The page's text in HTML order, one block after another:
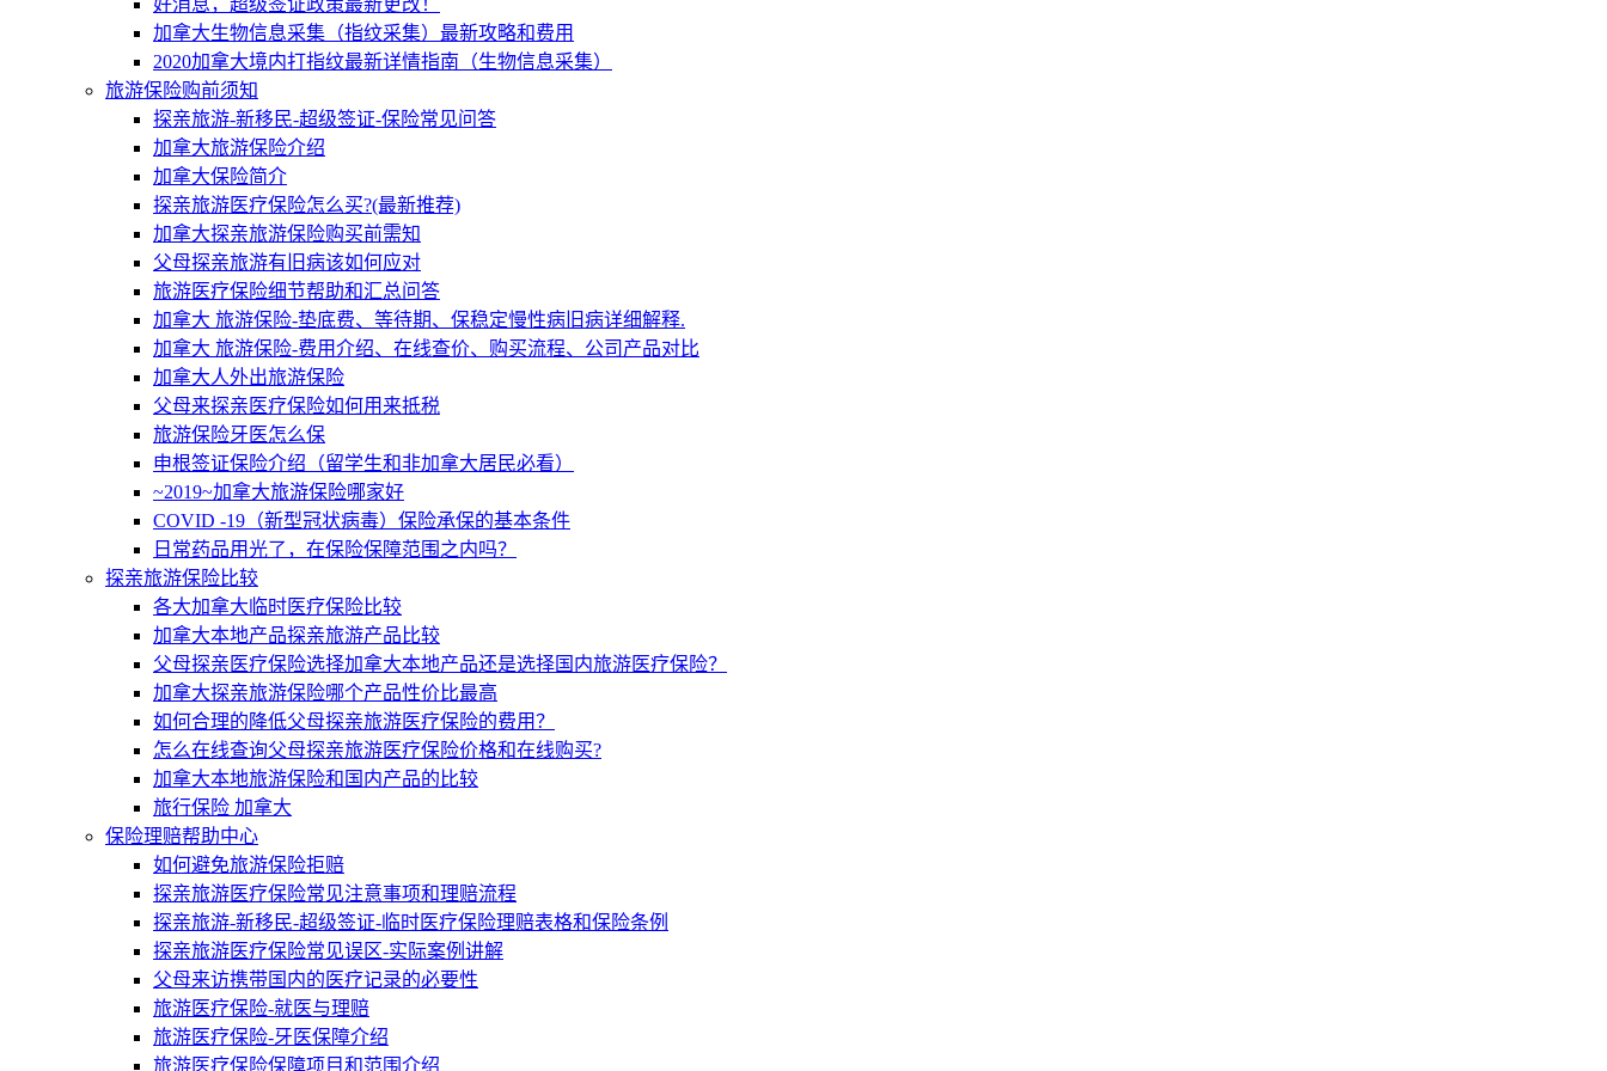
好消息，超级签证政策最新更改！
加拿大生物信息采集（指纹采集）最新攻略和费用
2020加拿大境内打指纹最新详情指南（生物信息采集）
旅游保险购前须知
探亲旅游-新移民-超级签证-保险常见问答
加拿大旅游保险介绍
加拿大保险简介
探亲旅游医疗保险怎么买?(最新推荐)
加拿大探亲旅游保险购买前需知
父母探亲旅游有旧病该如何应对
旅游医疗保险细节帮助和汇总问答
加拿大 旅游保险-垫底费、等待期、保稳定慢性病旧病详细解释.
加拿大 旅游保险-费用介绍、在线查价、购买流程、公司产品对比
加拿大人外出旅游保险
父母来探亲医疗保险如何用来抵税
旅游保险牙医怎么保
申根签证保险介绍（留学生和非加拿大居民必看）
~2019~加拿大旅游保险哪家好
COVID -19（新型冠状病毒）保险承保的基本条件
日常药品用光了，在保险保障范围之内吗？
探亲旅游保险比较
各大加拿大临时医疗保险比较
加拿大本地产品探亲旅游产品比较
父母探亲医疗保险选择加拿大本地产品还是选择国内旅游医疗保险？
加拿大探亲旅游保险哪个产品性价比最高
如何合理的降低父母探亲旅游医疗保险的费用？
怎么在线查询父母探亲旅游医疗保险价格和在线购买?
加拿大本地旅游保险和国内产品的比较
旅行保险 加拿大
保险理赔帮助中心
如何避免旅游保险拒赔
探亲旅游医疗保险常见注意事项和理赔流程
探亲旅游-新移民-超级签证-临时医疗保险理赔表格和保险条例
探亲旅游医疗保险常见误区-实际案例讲解
父母来访携带国内的医疗记录的必要性
旅游医疗保险-就医与理赔
旅游医疗保险-牙医保障介绍
旅游医疗保险保障项目和范围介绍